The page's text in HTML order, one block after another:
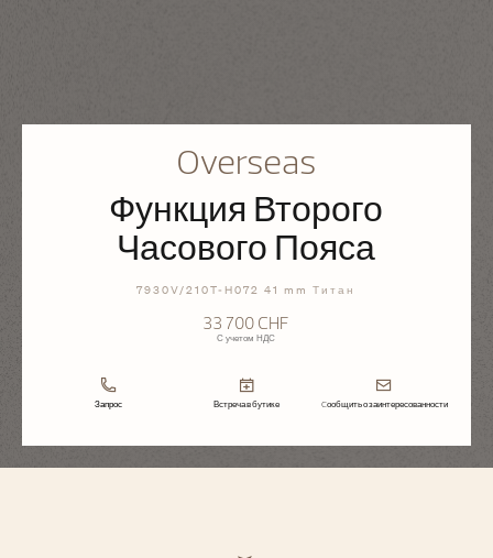
Overseas
Функция Второго
Часового Пояса
7930V/210T-H072 41 mm Титан
33 700 CHF
С учетом НДС
Запрос Встреча в бутике Cообщить о заинтересованности